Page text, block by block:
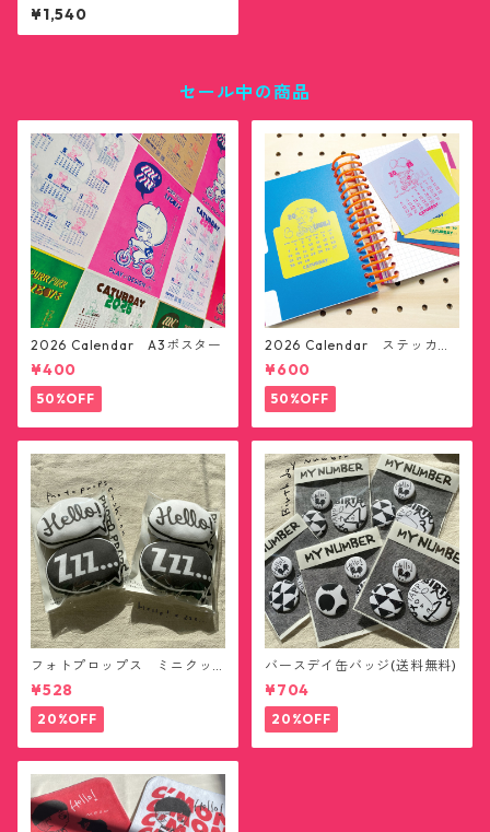
ター」トートバッグ付き(送料
無料)
¥1,540
セール中の商品
2026 Calendar A3ポスター
¥400
50%OFF
2026 Calendar ステッカー1
2枚セット(送料無料)
¥600
50%OFF
フォトプロップス ミニクッ
ション(送料無料)
¥528
20%OFF
バースデイ缶バッジ(送料無料)
¥704
20%OFF